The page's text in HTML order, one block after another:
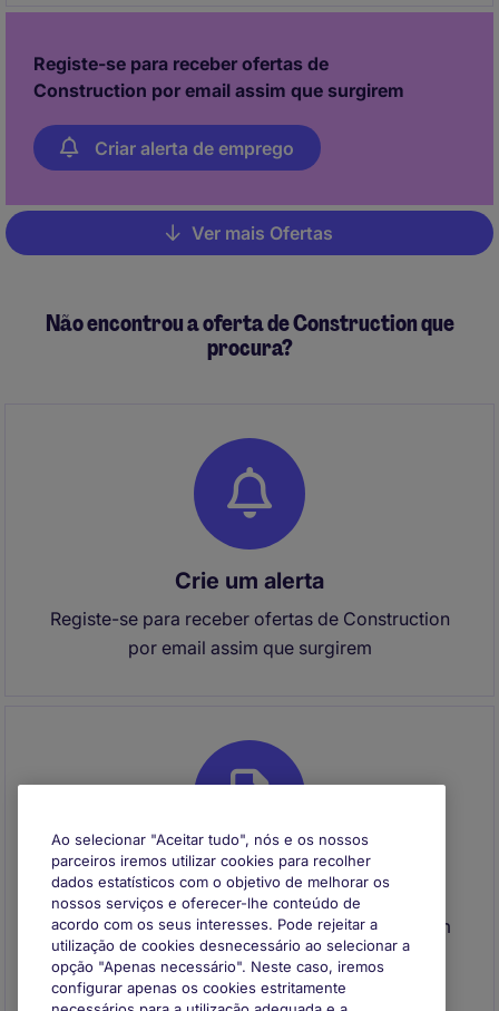
Registe-se para receber ofertas de
Construction por email assim que surgirem
Criar alerta de emprego
Pagination
Ver mais Ofertas
Não encontrou a oferta de Construction que
procura?
Crie um alerta
Registe-se para receber ofertas de Construction
por email assim que surgirem
Envie o seu CV
Envie o seu CV para se registar e entraremos em
contacto consigo quando surgir uma
oportunidade que se adeque ao seu perfil
Ao selecionar "Aceitar tudo", nós e os nossos
parceiros iremos utilizar cookies para recolher
dados estatísticos com o objetivo de melhorar os
nossos serviços e oferecer-lhe conteúdo de
acordo com os seus interesses. Pode rejeitar a
utilização de cookies desnecessário ao selecionar a
opção "Apenas necessário". Neste caso, iremos
configurar apenas os cookies estritamente